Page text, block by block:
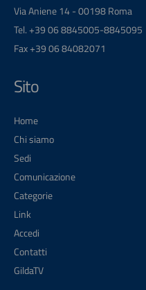
Via Aniene 14 - 00198 Roma
Tel. +39 06 8845005-8845095
Fax +39 06 84082071
Sito
Home
Chi siamo
Sedi
Comunicazione
Categorie
Link
Accedi
Contatti
GildaTV